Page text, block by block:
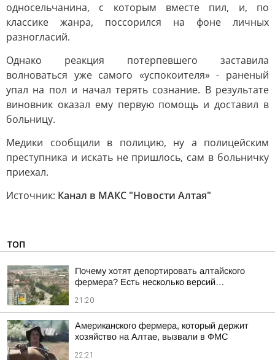
односельчанина, с которым вместе пил, и, по
классике жанра, поссорился на фоне личных
разногласий.
Однако реакция потерпевшего заставила
волноваться уже самого «успокоителя» - раненый
упал на пол и начал терять сознание. В результате
виновник оказал ему первую помощь и доставил в
больницу.
Медики сообщили в полицию, ну а полицейским
преступника и искать не пришлось, сам в больничку
приехал.
Источник: Канал в МАКС "Новости Алтая"
ТОП
Почему хотят депортировать алтайского
фермера? Есть несколько версий…
21:20
Американского фермера, который держит
хозяйство на Алтае, вызвали в ФМС
22:21